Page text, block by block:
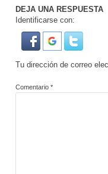
DEJA UNA RESPUESTA
Identificarse con:
Tu dirección de correo
Comentario*